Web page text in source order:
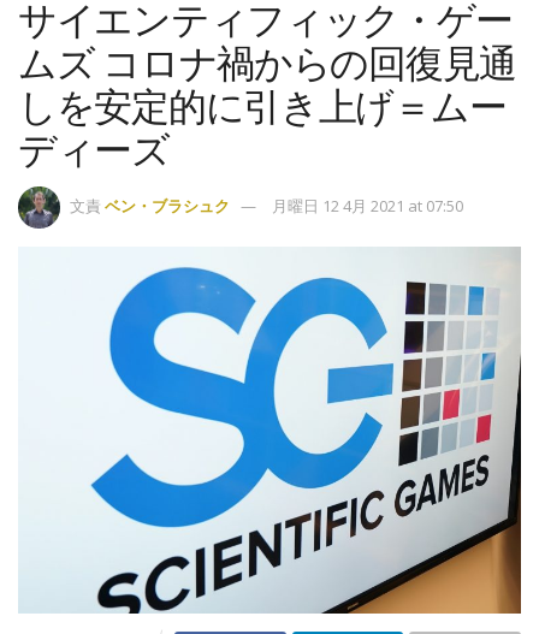
サイエンティフィック・ゲー
ムズ コロナ禍からの回復見通
しを安定的に引き上げ＝ムー
ディーズ
文責 ベン・ブラシュク 月曜日 12 4月 2021 at 07:50